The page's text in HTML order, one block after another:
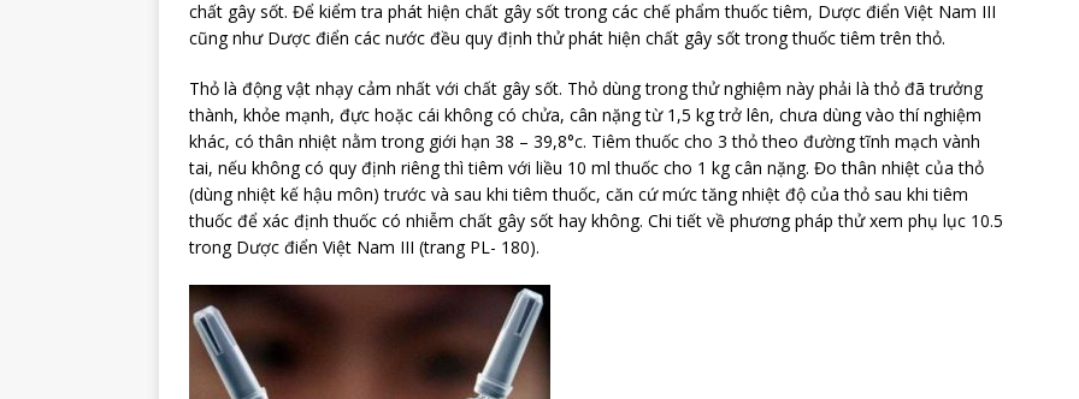
chất gây sốt. Để kiểm tra phát hiện chất gây sốt trong các chế phẩm thuốc tiêm, Dược điển Việt Nam III
cũng như Dược điển các nước đều quy định thử phát hiện chất gây sốt trong thuốc tiêm trên thỏ.
Thỏ là động vật nhạy cảm nhất với chất gây sốt. Thỏ dùng trong thử nghiệm này phải là thỏ đã trưởng
thành, khỏe mạnh, đực hoặc cái không có chửa, cân nặng từ 1,5 kg trở lên, chưa dùng vào thí nghiệm
khác, có thân nhiệt nằm trong giới hạn 38 – 39,8°c. Tiêm thuốc cho 3 thỏ theo đường tĩnh mạch vành
tai, nếu không có quy định riêng thì tiêm với liều 10 ml thuốc cho 1 kg cân nặng. Đo thân nhiệt của thỏ
(dùng nhiệt kế hậu môn) trước và sau khi tiêm thuốc, căn cứ mức tăng nhiệt độ của thỏ sau khi tiêm
thuốc để xác định thuốc có nhiễm chất gây sốt hay không. Chi tiết về phương pháp thử xem phụ lục 10.5
trong Dược điển Việt Nam III (trang PL- 180).